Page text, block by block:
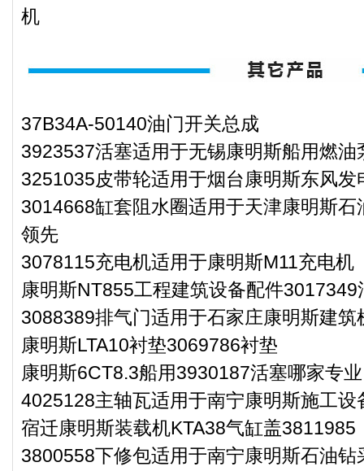
机
37B34A-50140油门开关总成
3923537活塞适用于无锡康明斯船用燃
3251035皮带轮适用于烟台康明斯东风
3014668缸套阻水圈适用于天津康明斯石
领先
3078115充电机适用于康明斯M11充电机
康明斯NT855工程建筑设备配件3017349
3088389排气门适用于石家庄康明斯建筑
康明斯LTA10衬垫3069786衬垫
康明斯6CT8.3船用3930187活塞哪家专
4025128主轴瓦适用于南宁康明斯施工设
宿迁康明斯装载机KTA38气缸盖3811985
3800558下修包适用于南宁康明斯石油